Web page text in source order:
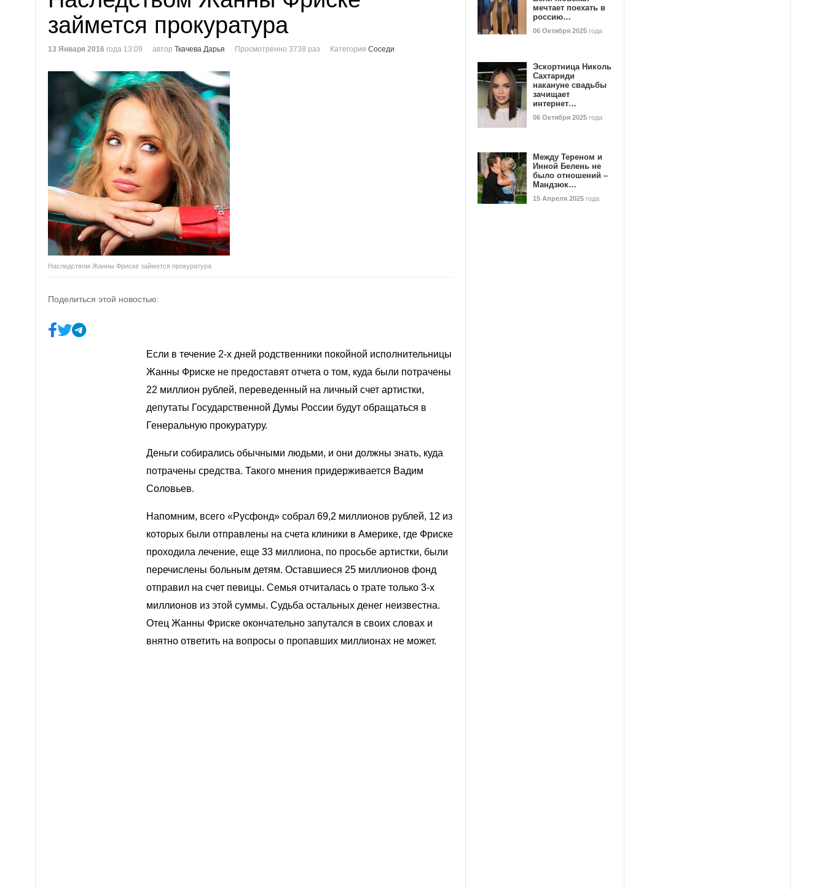
займется прокуратура
13 Января 2016 года 13:09 автор Ткачева Дарья Просмотренно 3738 раз Категория Соседи
Наследством Жанны Фриске займется прокуратура
Поделиться этой новостью:
Если в течение 2-х дней родственники покойной исполнительницы
Жанны Фриске не предоставят отчета о том, куда были потрачены
22 миллион рублей, переведенный на личный счет артистки,
депутаты Государственной Думы России будут обращаться в
Генеральную прокуратуру.
Деньги собирались обычными людьми, и они должны знать, куда
потрачены средства. Такого мнения придерживается Вадим
Соловьев.
Напомним, всего «Русфонд» собрал 69,2 миллионов рублей, 12 из
которых были отправлены на счета клиники в Америке, где Фриске
проходила лечение, еще 33 миллиона, по просьбе артистки, были
перечислены больным детям. Оставшиеся 25 миллионов фонд
отправил на счет певицы. Семья отчиталась о трате только 3-х
миллионов из этой суммы. Судьба остальных денег неизвестна.
Отец Жанны Фриске окончательно запутался в своих словах и
внятно ответить на вопросы о пропавших миллионах не может.
мечтает поехать в
россию…
06 Октября 2025 года
Эскортница Николь
Сахтариди
накануне свадьбы
зачищает
интернет…
06 Октября 2025 года
Между Тереном и
Инной Белень не
было отношений –
Мандзюк…
15 Апреля 2025 года